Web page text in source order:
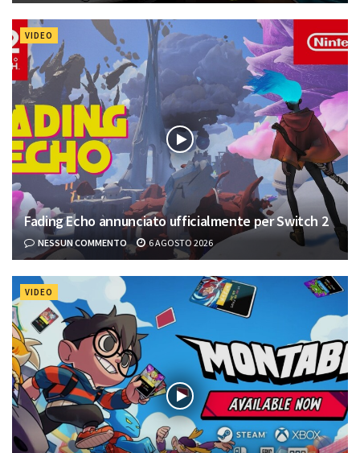
VIDEO
Fading Echo annunciato ufficialmente per Switch 2
NESSUN COMMENTO 6 AGOSTO 2026
VIDEO